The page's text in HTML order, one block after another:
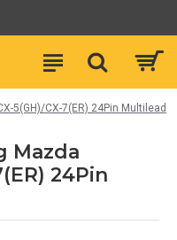
5(GH)/CX-7(ER) 24Pin Multilead
Mazda
24Pin